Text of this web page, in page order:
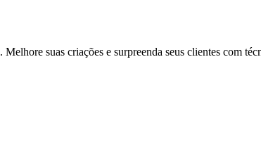
. Melhore suas criações e surpreenda seus clientes com